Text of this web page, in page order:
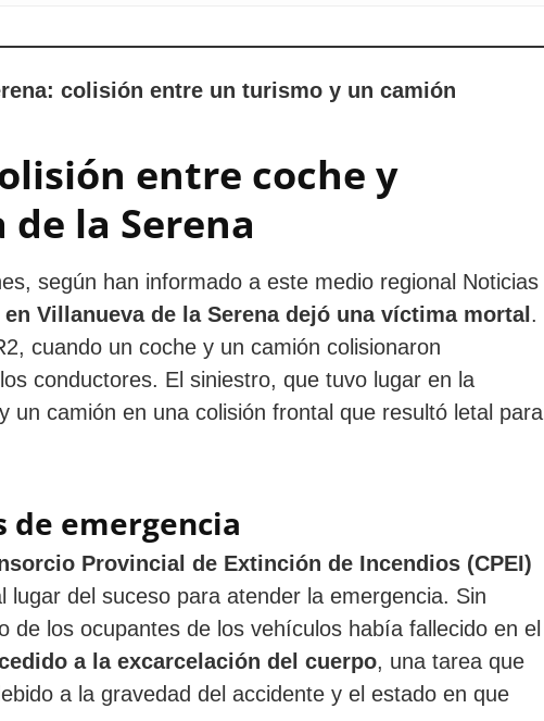
colisión entre un turismo y un camión
entre coche y
la Serena
según han informado a este medio regional Noticias
Villanueva de la Serena dejó una víctima mortal .
cuando un coche y un camión colisionaron
conductores. El siniestro, que tuvo lugar en la
un camión en una colisión frontal que resultó letal para
de emergencia
Provincial de Extinción de Incendios (CPEI)
lugar del suceso para atender la emergencia. Sin
los ocupantes de los vehículos había fallecido en el
a la excarcelación del cuerpo, una tarea que
a la gravedad del accidente y el estado en que